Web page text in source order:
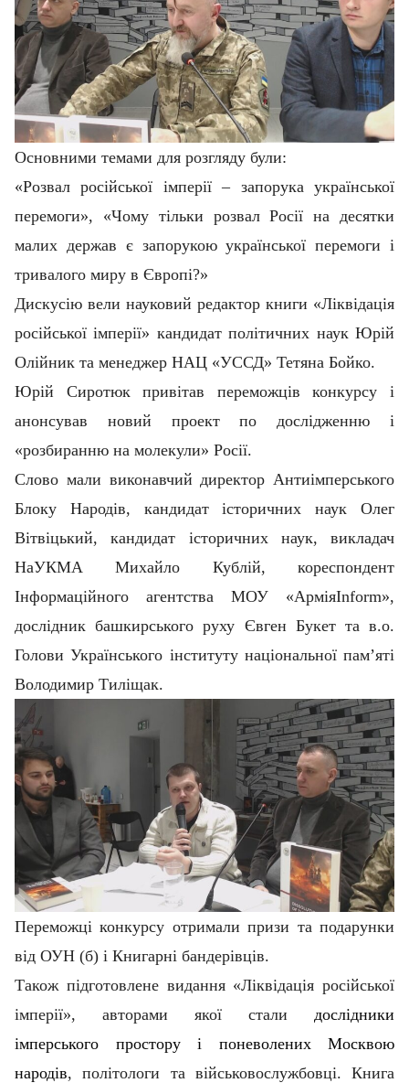
Основними темами для розгляду були:
«Розвал російської імперії – запорука української
перемоги», «Чому тільки розвал Росії на десятки
малих держав є запорукою української перемоги і
тривалого миру в Європі?»
Дискусію вели науковий редактор книги «Ліквідація
російської імперії» кандидат політичних наук Юрій
Олійник та менеджер НАЦ «УССД» Тетяна Бойко.
Юрій Сиротюк привітав переможців конкурсу і
анонсував новий проект по дослідженню і
«розбиранню на молекули» Росії.
Слово мали виконавчий директор Антиімперського
Блоку Народів, кандидат історичних наук Олег
Вітвіцький, кандидат історичних наук, викладач
НаУКМА Михайло Кублій, кореспондент
Інформаційного агентства МОУ «АрміяInform»,
дослідник башкирського руху Євген Букет та в.о.
Голови Українського інституту національної пам’яті
Володимир Тиліщак.
Переможці конкурсу отримали призи та подарунки
від ОУН (б) і Книгарні бандерівців.
Також підготовлене видання «Ліквідація російської
імперії», авторами якої стали дослідники
імперського простору і поневолених Москвою
народів, політологи та військовослужбовці. Книга